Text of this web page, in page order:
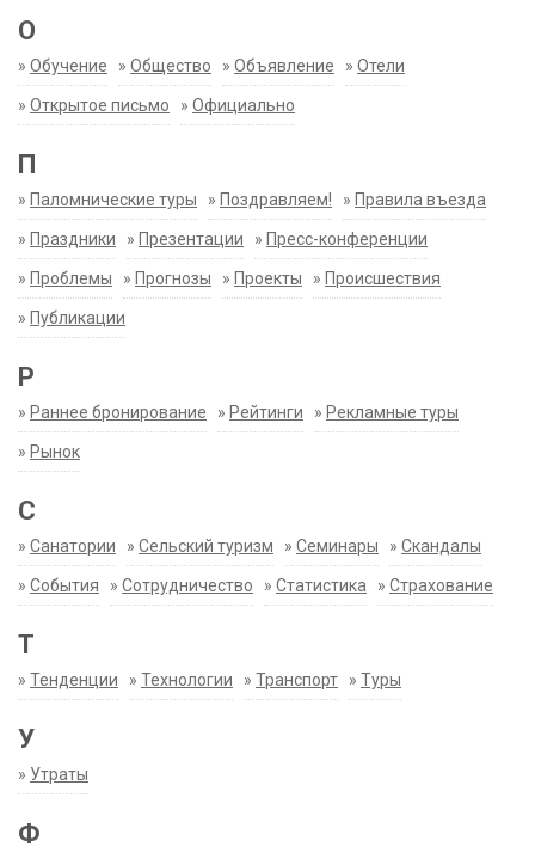
О
» Обучение » Общество » Объявление » Отели
» Открытое письмо » Официально
П
» Паломнические туры » Поздравляем! » Правила въезда
» Праздники » Презентации » Пресс-конференции
» Проблемы » Прогнозы » Проекты » Происшествия
» Публикации
Р
» Раннее бронирование » Рейтинги » Рекламные туры
» Рынок
С
» Санатории » Сельский туризм » Семинары » Скандалы
» События » Сотрудничество » Статистика » Страхование
Т
» Тенденции » Технологии » Транспорт » Туры
У
» Утраты
Ф